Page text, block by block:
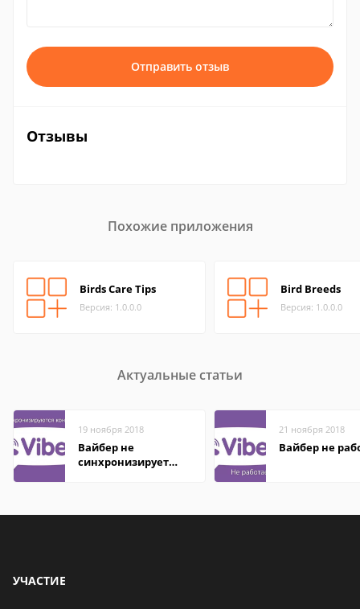
Отправить отзыв
Отзывы
Похожие приложения
Birds Care Tips
Версия: 1.0.0.0
Bird Breeds
Версия: 1.0.0.0
Актуальные статьи
19 ноября 2018
Вайбер не
синхронизирует
21 ноября 2018
Вайбер не
УЧАСТИЕ